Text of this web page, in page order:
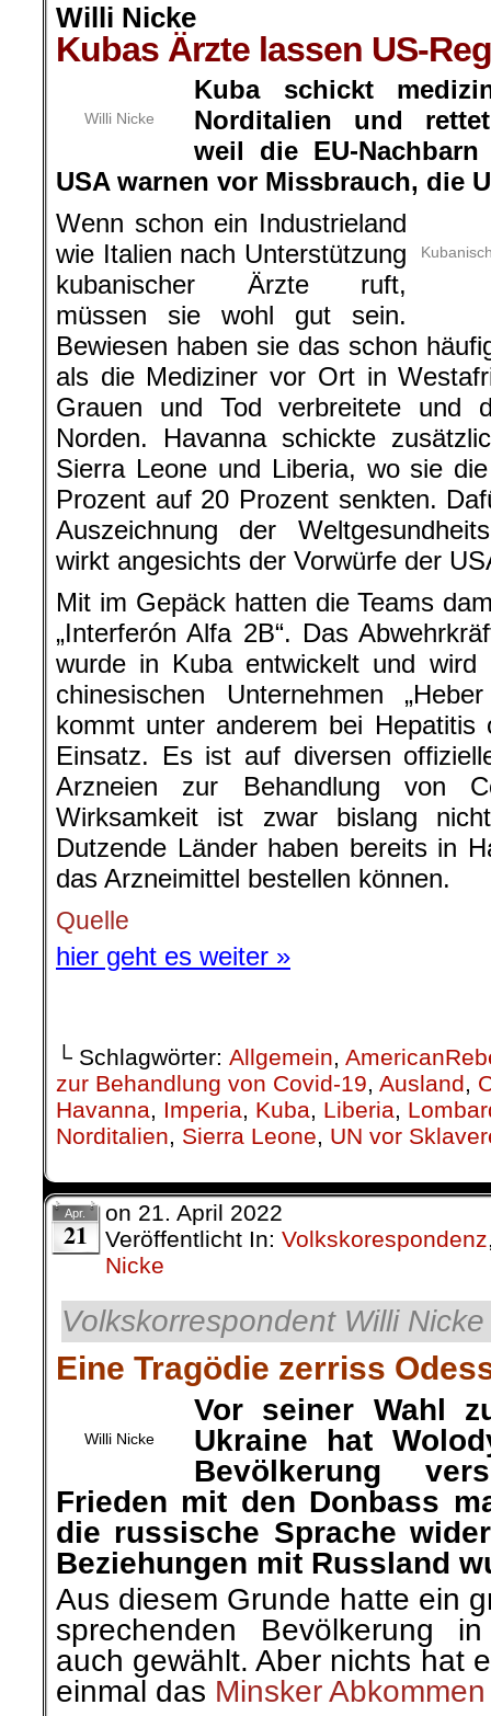
Willi Nicke
Kubas Ärzte lassen US-
Willi Nicke
Kuba schickt
Norditalien und
weil die EU-
USA warnen vor Missbrauch, die
Wenn schon ein Industrieland
wie Italien nach Unterstützung
kubanischer Ärzte ruft,
müssen sie wohl gut sein.
Bewiesen haben sie das schon
als die Mediziner vor Ort in
Grauen und Tod verbreitete und
Norden. Havanna schickte
Sierra Leone und Liberia, wo sie
Prozent auf 20 Prozent senkten.
Auszeichnung der
wirkt angesichts der Vorwürfe der
Mit im Gepäck hatten die Teams
„Interferón Alfa 2B“. Das
wurde in Kuba entwickelt und wird
chinesischen Unternehmen
kommt unter anderem bei Hepatitis
Einsatz. Es ist auf diversen
Arzneien zur Behandlung von
Wirksamkeit ist zwar bislang
Dutzende Länder haben bereits in
das Arzneimittel bestellen können.
Quelle
hier geht es weiter »
└ Schlagwörter: Allgemein,
zur Behandlung von Covid-19, Ausland,
Havanna, Imperia, Kuba, Liberia,
Norditalien, Sierra Leone, UN vor
Apr.
21
on 21. April 2022
Veröffentlicht In: Volkskorespondenz
Nicke
Volkskorrespondent Willi
Eine Tragödie zerriss
Willi Nicke
Vor seiner Wahl
Ukraine hat
Bevölkerung
Frieden mit den Donbass
die russische Sprache
Beziehungen mit Russland
Aus diesem Grunde hatte ein
sprechenden Bevölkerung
auch gewählt. Aber nichts hat
einmal das Minsker Abkommen